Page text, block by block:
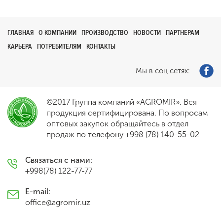
29679 Просмотров
Рекламный ролик
ГЛАВНАЯ О КОМПАНИИ ПРОИЗВОДСТВО НОВОСТИ
ПАРТНЕРАМ
КАРЬЕРА
ПОТРЕБИТЕЛЯМ КОНТАКТЫ
Мы в соц сетях:
©2017 Группа компаний «AGROMIR». Вся
продукция сертифицирована. По вопросам
оптовых закупок обращайтесь в отдел
продаж по телефону +998 (78) 140-55-02
Связаться с нами:
+998(78) 122-77-77
E-mail:
office@agromir.uz